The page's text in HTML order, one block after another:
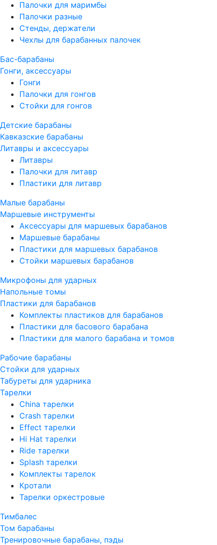
Палочки для маримбы
Палочки разные
Стенды, держатели
Чехлы для барабанных палочек
Бас-барабаны
Гонги, аксессуары
Гонги
Палочки для гонгов
Стойки для гонгов
Детские барабаны
Кавказские барабаны
Литавры и аксессуары
Литавры
Палочки для литавр
Пластики для литавр
Малые барабаны
Маршевые инструменты
Аксессуары для маршевых барабанов
Маршевые барабаны
Пластики для маршевых барабанов
Стойки маршевых барабанов
Микрофоны для ударных
Напольные томы
Пластики для барабанов
Комплекты пластиков для барабанов
Пластики для басового барабана
Пластики для малого барабана и томов
Рабочие барабаны
Стойки для ударных
Табуреты для ударника
Тарелки
China тарелки
Crash тарелки
Effect тарелки
Hi Hat тарелки
Ride тарелки
Splash тарелки
Комплекты тарелок
Кротали
Тарелки оркестровые
Тимбалес
Том барабаны
Тренировочные барабаны, пэды